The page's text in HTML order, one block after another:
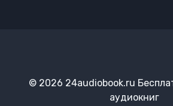
© 2026 24audiobook.ru
аудиокниг